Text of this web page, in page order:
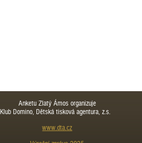
Anketu Zlatý Ámos organizuje
Klub Domino, Dětská tisková agentura, z.s.
www.dta.cz